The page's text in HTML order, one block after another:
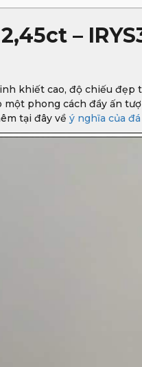
–
khiết cao, độ chiếu đẹp
phong cách đầy ấn
tại đây về ý nghĩa của